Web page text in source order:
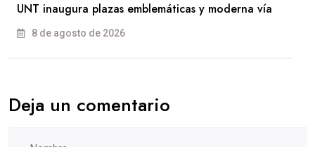
UNT inaugura plazas emblemáticas y moderna vía
8 de agosto de 2026
Deja un comentario